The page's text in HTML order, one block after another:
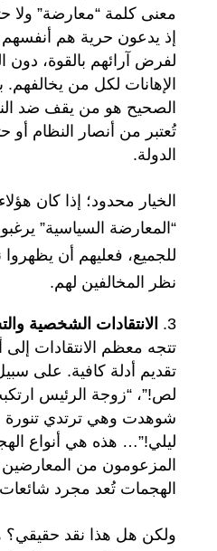
معنى كلمة “معارضة” ولا
إذ يدعون حرية هم أنفسهم
لفرض آرائهم بالقوة، دون
الإهانات لكل من يخالفهم.
الصحيح هو من يقف ضد
تُعتبر من أنصار النظام أو
الدولة.
الخيار محدود؛ إذا كان
“المعارضة السياسية”
للجميع، فعليهم أن يظهروا
نظر المخالفين لهم.
الانتقادات الشخصية
تتجه معظم الانتقادات
تقديم أدلة كافية. على
لص!”، “زوجة الرئيس
شوهدت وهي ترتدي تنورة
ليلي!”… هذه هي أنواع
المزعومون من
الهجمات تُعد مجرد
ولكن هل هذا نقد حقيقي؟